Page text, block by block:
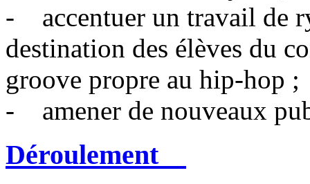
- accentuer un travail de
destination des élèves du
groove propre au hip-hop ;
- amener de nouveaux
Déroulement